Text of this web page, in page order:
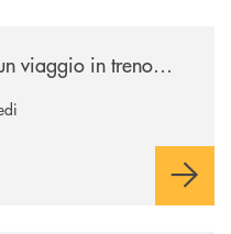
viaggio in treno…